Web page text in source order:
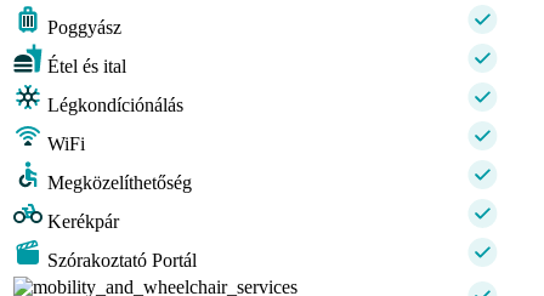
Poggyász
Étel és ital
Légkondíciónálás
WiFi
Megközelíthetőség
Kerékpár
Szórakoztató Portál